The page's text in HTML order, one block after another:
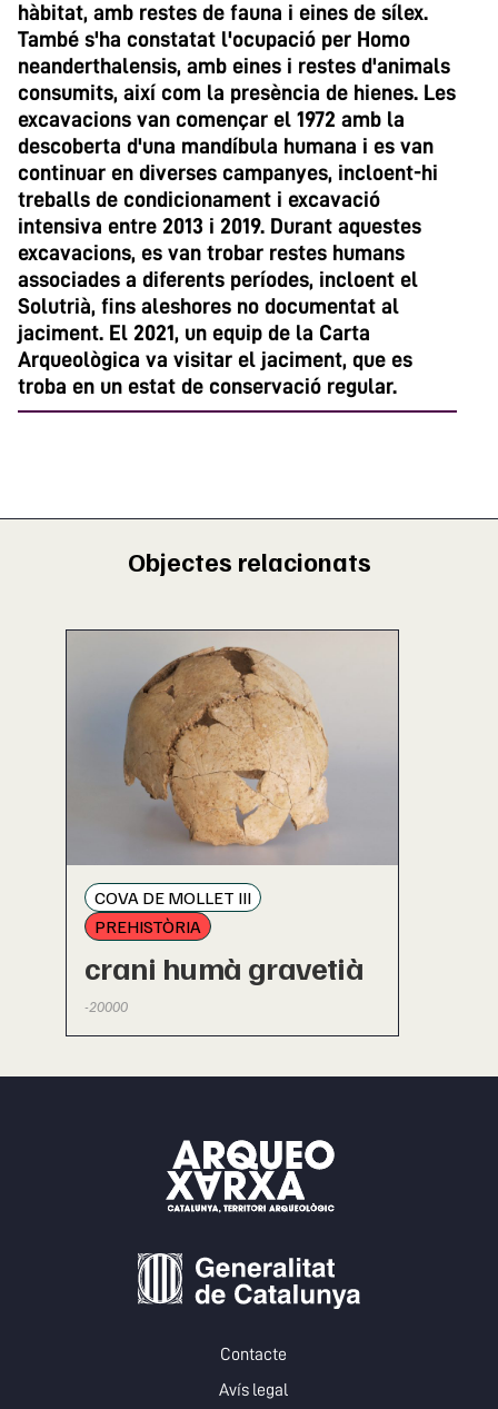
hàbitat, amb restes de fauna i eines de sílex.
També s'ha constatat l'ocupació per Homo
neanderthalensis, amb eines i restes d'animals
consumits, així com la presència de hienes. Les
excavacions van començar el 1972 amb la
descoberta d'una mandíbula humana i es van
continuar en diverses campanyes, incloent-hi
treballs de condicionament i excavació
intensiva entre 2013 i 2019. Durant aquestes
excavacions, es van trobar restes humans
associades a diferents períodes, incloent el
Solutrià, fins aleshores no documentat al
jaciment. El 2021, un equip de la Carta
Arqueològica va visitar el jaciment, que es
troba en un estat de conservació regular.
Objectes relacionats
COVA DE MOLLET III
PREHISTÒRIA
crani humà gravetià
-20000
Contacte
Avís legal